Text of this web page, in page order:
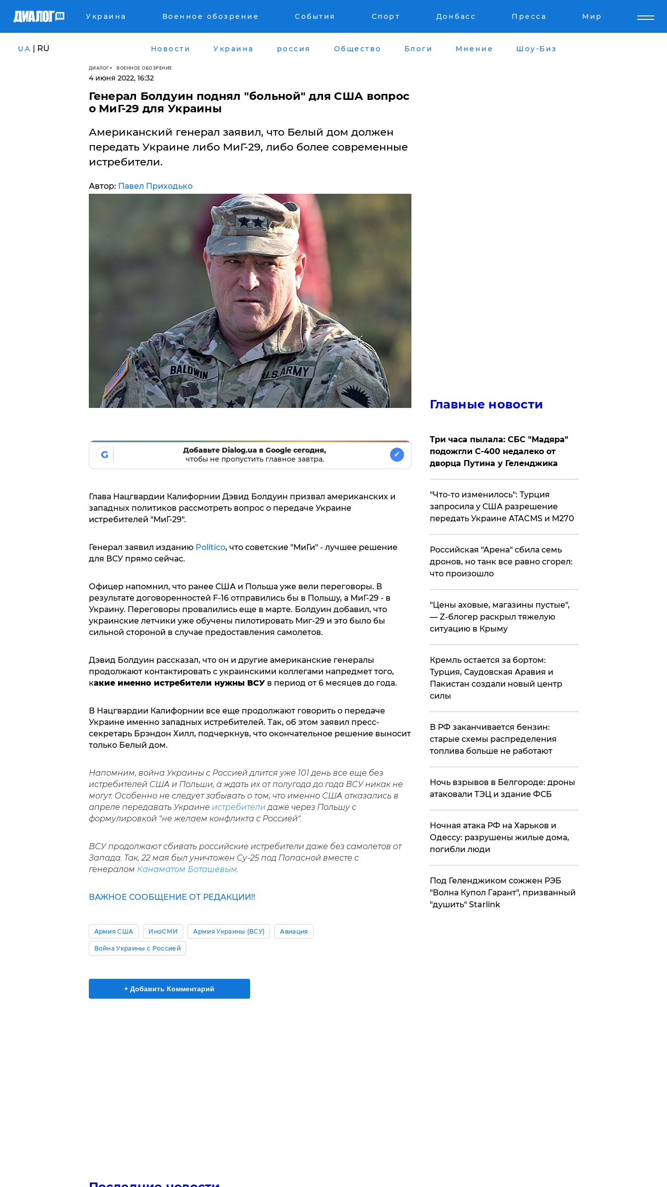
Украина Военное обозрение События Спорт Донбасс Пресса Мир
UA | RU Новости Украина россия Общество Блоги Мнение Шоу-Биз
ДИАЛОГ ВОЕННОЕ ОБОЗРЕНИЕ
4 июня 2022, 16:32
Генерал Болдуин поднял "больной" для США вопрос
о МиГ-29 для Украины
Американский генерал заявил, что Белый дом должен
передать Украине либо МиГ-29, либо более современные
истребители.
Автор: Павел Приходько
G
Добавьте Dialog.ua в Google сегодня,
чтобы не пропустить главное завтра.
✓
Глава Нацгвардии Калифорнии Дэвид Болдуин призвал американских и
западных политиков рассмотреть вопрос о передаче Украине
истребителей "МиГ-29".
Генерал заявил изданию Politico, что советские "МиГи" - лучшее решение
для ВСУ прямо сейчас.
Офицер напомнил, что ранее США и Польша уже вели переговоры. В
результате договоренностей F-16 отправились бы в Польшу, а МиГ-29 - в
Украину. Переговоры провалились еще в марте. Болдуин добавил, что
украинские летчики уже обучены пилотировать Миг-29 и это было бы
сильной стороной в случае предоставления самолетов.
Дэвид Болдуин рассказал, что он и другие американские генералы
продолжают контактировать с украинскими коллегами напредмет того,
какие именно истребители нужны ВСУв период от 6 месяцев до года.
В Нацгвардии Калифорнии все еще продолжают говорить о передаче
Украине именно западных истребителей. Так, об этом заявил пресс-
секретарь Брэндон Хилл, подчеркнув, что окончательное решение выносит
только Белый дом.
Напомним, война Украины с Россией длится уже 101 день все еще без
истребителей США и Польши, а ждать их от полугода до года ВСУ никак не
могут. Особенно не следует забывать о том, что именно США отказались в
апреле передавать Украине истребители даже через Польшу с
формулировкой "не желаем конфликта с Россией".
ВСУ продолжают сбивать российские истребители даже без самолетов от
Запада. Так, 22 мая был уничтожен Су-25 под Попасной вместе с
генералом Канаматом Боташевым
ВАЖНОЕ СООБЩЕНИЕ ОТ РЕДАКЦИИ!!
Армия США ИноСМИ Армия Украины (ВСУ) Авиация
Война Украины с Россией
+ Добавить Комментарий
Главные новости
Три часа пылала: СБС "Мадяра"
подожгли С-400 недалеко от
дворца Путина у Геленджика
​"Что-то изменилось": Турция
запросила у США разрешение
передать Украине ATACMS и M270
​Российская "Арена" сбила семь
дронов, но танк все равно сгорел:
что произошло
​"Цены аховые, магазины пустые",
— Z-блогер раскрыл тяжелую
ситуацию в Крыму
​Кремль остается за бортом:
Турция, Саудовская Аравия и
Пакистан создали новый центр
силы
​В РФ заканчивается бензин:
старые схемы распределения
топлива больше не работают
​Ночь взрывов в Белгороде: дроны
атаковали ТЭЦ и здание ФСБ
​Ночная атака РФ на Харьков и
Одессу: разрушены жилые дома,
погибли люди
Под Геленджиком сожжен РЭБ
"Волна Купол Гарант", призванный
"душить" Starlink